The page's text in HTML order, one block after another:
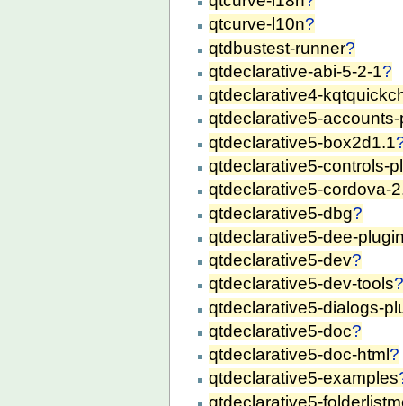
qtcurve-l10n?
qtdbustest-runner?
qtdeclarative-abi-5-2-1?
qtdeclarative4-
qtdeclarative5-
qtdeclarative5-box2d1.1
qtdeclarative5-controls-
qtdeclarative5-cordova-
qtdeclarative5-dbg?
qtdeclarative5-dee-
qtdeclarative5-dev?
qtdeclarative5-dev-tools
qtdeclarative5-dialogs-
qtdeclarative5-doc?
qtdeclarative5-doc-html ?
qtdeclarative5-examples
qtdeclarative5-